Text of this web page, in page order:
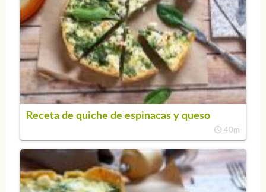
Receta de quiche de espinacas y queso
40m